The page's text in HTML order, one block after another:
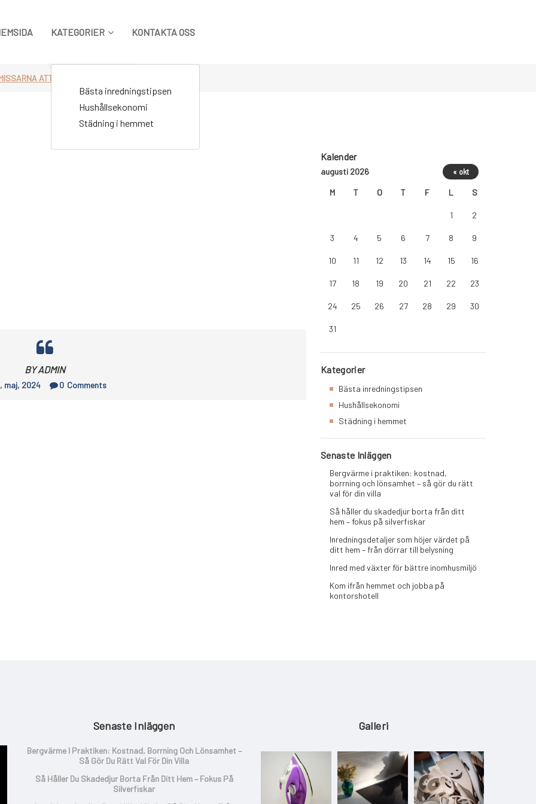
KATEGORIER
Bästa inredningstipsen
Hushållsekonomi
Städning i hemmet
KONTAKTA OSS
ATT UNDVIKA
BY ADMIN
maj, 2024 0 Comments
Kalender
augusti 2026
M T O T F L S
1 2
3 4 5 6 7 8 9
10 11 12 13 14 15 16
17 18 19 20 21 22 23
24 25 26 27 28 29 30
31
« okt
Kategorier
Bästa inredningstipsen
Hushållsekonomi
Städning i hemmet
Senaste Inläggen
Bergvärme i praktiken: kostnad,
borrning och lönsamhet – så gör du rätt
val för din villa
Så håller du skadedjur borta från ditt
hem – fokus på silverfiskar
Inredningsdetaljer som höjer värdet på
ditt hem – från dörrar till belysning
Inred med växter för bättre inomhusmiljö
Kom ifrån hemmet och jobba på
kontorshotell
Senaste Inläggen
Bergvärme I Praktiken: Kostnad, Borrning Och Lönsamhet –
Så Gör Du Rätt Val För Din Villa
Så Håller Du Skadedjur Borta Från Ditt Hem – Fokus På
Silverfiskar
Galleri